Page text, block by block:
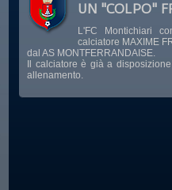
UN "COLPO"
L'FC Montichiari
calciatore MAXIME
dal AS MONTFERRANDAISE.
Il calciatore è già a
allenamento.